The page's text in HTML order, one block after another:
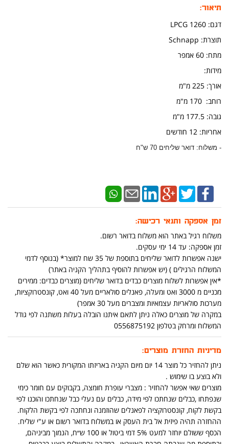
תיאור:
דגם: LPCG 1260
תוצרת: Schnapp
מתח: 60 אמפר
מידות:
אורך: 225 מ"מ
רוחב: 170 מ"מ
​גובה: 177.5 מ"מ
אחריות: 12 חודשים
- משלוח: דואר שליחים 70 ש"ח
זמן אספקה ותנאי רכישה:
משלוח רגיל באתר הוא משלוח בדואר רשום.
זמן אספקה: עד 14 ימי עסקים.
ישנה אפשרות לדואר שליחים בתוספת של 35 שח למוצר* (בנוסף לדמי
המשלוח הרגילים ) (יש אפשרות להוסיף בתהליך הקניה באתר)
*אין אפשרות לשלוח מוצרים כבדים בדואר שליחים (מוצרים כבדים: ממירים
מכניים מ 3000 ואט ומעלה, פאנלים סולאריים מעל 40 ואט, קונסטרוקציות,
מערכות סולאריות עצמאיות ומצברים מעל 30 אמפר)
במקרה של מוצרים כאלה ניתן לתאם איתנו הובלה בעלות משתנה לפי גודל
המשלוח ומרחק בטלפון 0556875192
מדיניות החזרת מוצרים:
ניתן להחזיר כל מוצר 14 יום מיום הקניה באריזתו המקורית כאשר הוא שלם
ולא בוצע בו שימוש .
מוצרים שאי אפשר להחזיר : מצברי עופרת חומצה, בקבוקים עם חומר כימי
שנפתחו ,כבלים שנחתכו לפי מידה, כבלים עם נעלי כבל שנחתכו והוכנו לפי
בקשת לקוח, קונסטרוקציה לפאנלים שהוזמנה ונחתכה לפי בקשת הלקוח.
ההחזרה תהיה פיזית אל בית העסק או במשלוח בדואר רשום או ע"י שליח.
הכסף ששולם יוחזר למעט 5% דמי ביטול או 100 ש״ח, הנמוך מביניהם,